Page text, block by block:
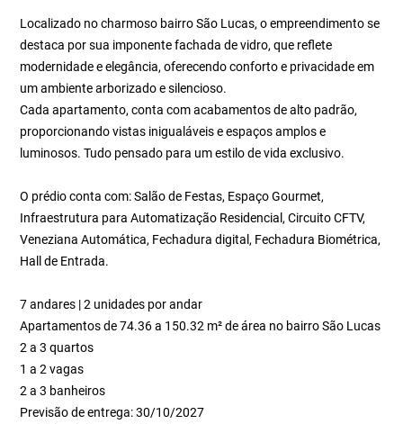
Localizado no charmoso bairro São Lucas, o empreendimento se
destaca por sua imponente fachada de vidro, que reflete
modernidade e elegância, oferecendo conforto e privacidade em
um ambiente arborizado e silencioso.
Cada apartamento, conta com acabamentos de alto padrão,
proporcionando vistas inigualáveis e espaços amplos e
luminosos. Tudo pensado para um estilo de vida exclusivo.
O prédio conta com: Salão de Festas, Espaço Gourmet,
Infraestrutura para Automatização Residencial, Circuito CFTV,
Veneziana Automática, Fechadura digital, Fechadura Biométrica,
Hall de Entrada.
7 andares | 2 unidades por andar
Apartamentos de 74.36 a 150.32 m² de área no bairro São Lucas
2 a 3 quartos
1 a 2 vagas
2 a 3 banheiros
Previsão de entrega: 30/10/2027